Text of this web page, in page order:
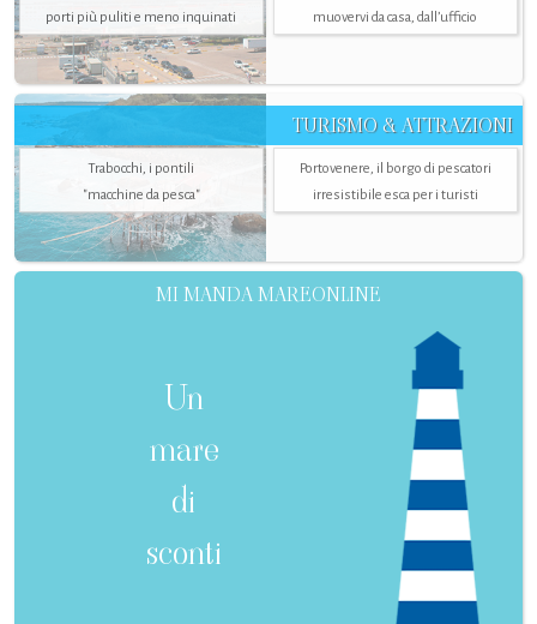
porti più puliti e meno inquinati
muovervi da casa, dall’ufficio
TURISMO & ATTRAZIONI
Trabocchi, i pontili
"macchine da pesca"
Portovenere, il borgo di pescatori
irresistibile esca per i turisti
MI MANDA MAREONLINE
Un
mare
di
sconti